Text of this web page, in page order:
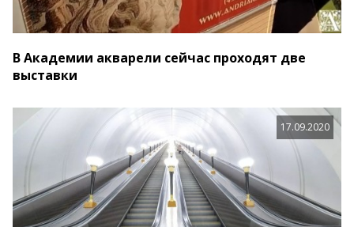
В Академии акварели сейчас проходят две
выставки
17.09.2020